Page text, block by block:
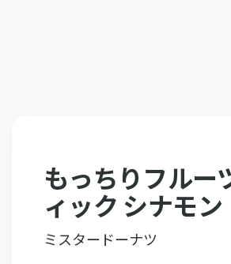
もっちりフルー
ィック シナモン
ミスタードーナツ